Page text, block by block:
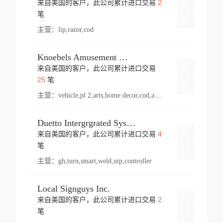
来自美国的客户，此公司累计进口交易 2
笔
主营： lip,razor,cod
Knoebels Amusement Resort
来自美国的客户，此公司累计进口交易
25笔
主营： vehicle,pl 2,arts,home decor,cod,amusement ride,sea
Duetto Intergrgrated Systems Inc.
来自美国的客户，此公司累计进口交易 4
笔
主营： gh,turn,smart,weld,utp,controller
Local Signguys Inc.
来自美国的客户，此公司累计进口交易 2
笔